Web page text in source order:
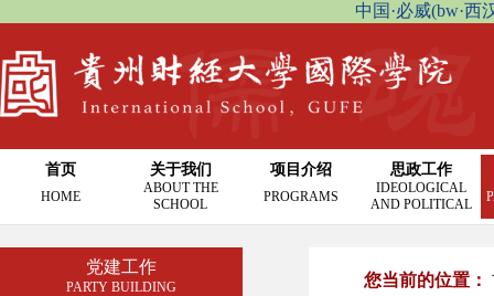
中国·必威(bw·西
首页
HOME
关于我们
ABOUT THE
SCHOOL
项目介绍
PROGRAMS
思政工作
IDEOLOGICAL
AND POLITICAL
党建工作
PARTY BUILDING 您当前的位置：